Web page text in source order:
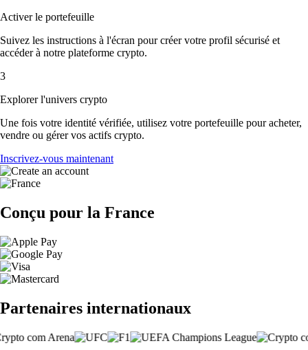
Activer le portefeuille
Suivez les instructions à l'écran pour créer votre profil sécurisé et
accéder à notre plateforme crypto.
3
Explorer l'univers crypto
Une fois votre identité vérifiée, utilisez votre portefeuille pour acheter,
vendre ou gérer vos actifs crypto.
Inscrivez-vous maintenant
Conçu pour la France
Partenaires internationaux